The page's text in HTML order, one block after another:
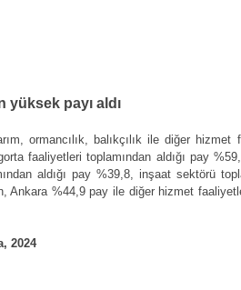
yüksek payı aldı
ormancılık, balıkçılık ile diğer hizmet
faaliyetleri toplamından aldığı pay
aldığı pay %39,8, inşaat sektörü
Ankara %44,9 pay ile diğer hizmet
2024